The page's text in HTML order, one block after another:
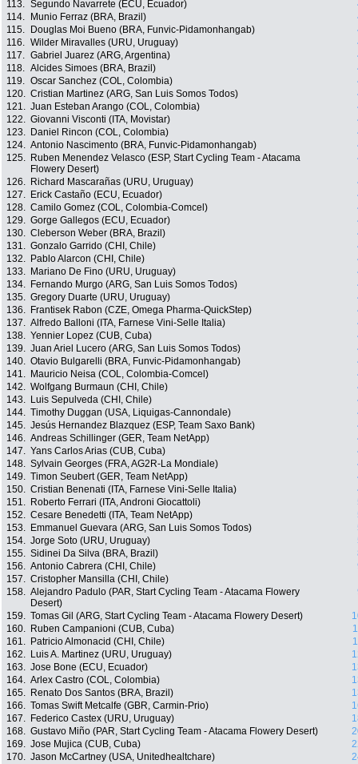
113. Segundo Navarrete (ECU, Ecuador)
114.
Munio Ferraz (BRA, Brazil)
115.
Douglas Moi Bueno (BRA, Funvic-Pidamonhangab)
116. Wilder Miravalles (URU, Uruguay)
117. Gabriel Juarez (ARG, Argentina)
118. Alcides Simoes (BRA, Brazil)
119. Oscar Sanchez (COL, Colombia)
120. Cristian Martinez (ARG, San Luis Somos Todos)
121. Juan Esteban Arango (COL, Colombia)
122. Giovanni Visconti (ITA, Movistar)
123.
Daniel Rincon (COL, Colombia)
124. Antonio Nascimento (BRA, Funvic-Pidamonhangab)
125.
Ruben Menendez Velasco (ESP, Start Cycling Team - Atacama
Flowery Desert)
126. Richard Mascarañas (URU, Uruguay)
127.
Erick Castaño (ECU, Ecuador)
128. Camilo Gomez (COL, Colombia-Comcel)
129. Gorge Gallegos (ECU, Ecuador)
130. Cleberson Weber (BRA, Brazil)
131. Gonzalo Garrido (CHI, Chile)
132.
Pablo Alarcon (CHI, Chile)
133.
Mariano De Fino (URU, Uruguay)
134.
Fernando Murgo (ARG, San Luis Somos Todos)
135. Gregory Duarte (URU, Uruguay)
136.
Frantisek Rabon (CZE, Omega Pharma-QuickStep)
137. Alfredo Balloni (ITA, Farnese Vini-Selle Italia)
138. Yennier Lopez (CUB, Cuba)
139. Juan Ariel Lucero (ARG, San Luis Somos Todos)
140. Otavio Bulgarelli (BRA, Funvic-Pidamonhangab)
141.
Mauricio Neisa (COL, Colombia-Comcel)
142. Wolfgang Burmaun (CHI, Chile)
143.
Luis Sepulveda (CHI, Chile)
144. Timothy Duggan (USA, Liquigas-Cannondale)
145. Jesús Hernandez Blazquez (ESP, Team Saxo Bank)
146. Andreas Schillinger (GER, Team NetApp)
147. Yans Carlos Arias (CUB, Cuba)
148. Sylvain Georges (FRA, AG2R-La Mondiale)
149. Timon Seubert (GER, Team NetApp)
150. Cristian Benenati (ITA, Farnese Vini-Selle Italia)
151.
Roberto Ferrari (ITA, Androni Giocattoli)
152. Cesare Benedetti (ITA, Team NetApp)
153.
Emmanuel Guevara (ARG, San Luis Somos Todos)
154. Jorge Soto (URU, Uruguay)
155. Sidinei Da Silva (BRA, Brazil)
156. Antonio Cabrera (CHI, Chile)
157. Cristopher Mansilla (CHI, Chile)
158. Alejandro Padulo (PAR, Start Cycling Team - Atacama Flowery
Desert)
159. Tomas Gil (ARG, Start Cycling Team - Atacama Flowery Desert)
160.
Ruben Campanioni (CUB, Cuba)
161.
Patricio Almonacid (CHI, Chile)
162.
Luis A. Martinez (URU, Uruguay)
163. Jose Bone (ECU, Ecuador)
164. Arlex Castro (COL, Colombia)
165.
Renato Dos Santos (BRA, Brazil)
166. Tomas Swift Metcalfe (GBR, Carmin-Prio)
167.
Federico Castex (URU, Uruguay)
168. Gustavo Miño (PAR, Start Cycling Team - Atacama Flowery Desert)
169. Jose Mujica (CUB, Cuba)
170. Jason McCartney (USA, Unitedhealtchare)